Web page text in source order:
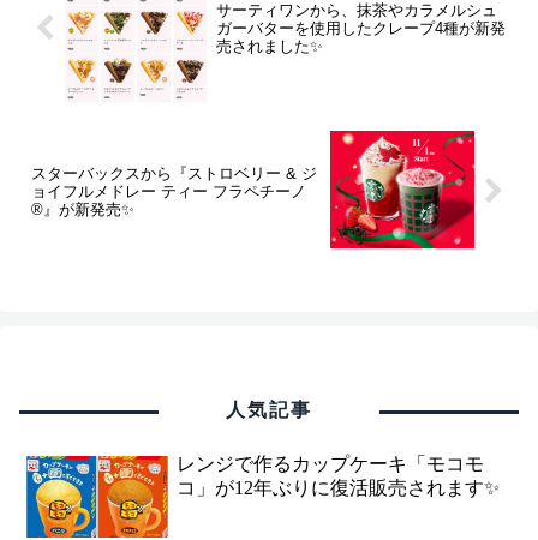
サーティワンから、抹茶やカラメルシュ
ガーバターを使用したクレープ4種が新発
売されました✨
スターバックスから『ストロベリー & ジ
ョイフルメドレー ティー フラペチーノ
®』が新発売✨
人気記事
レンジで作るカップケーキ「モコモ
コ」が12年ぶりに復活販売されます✨